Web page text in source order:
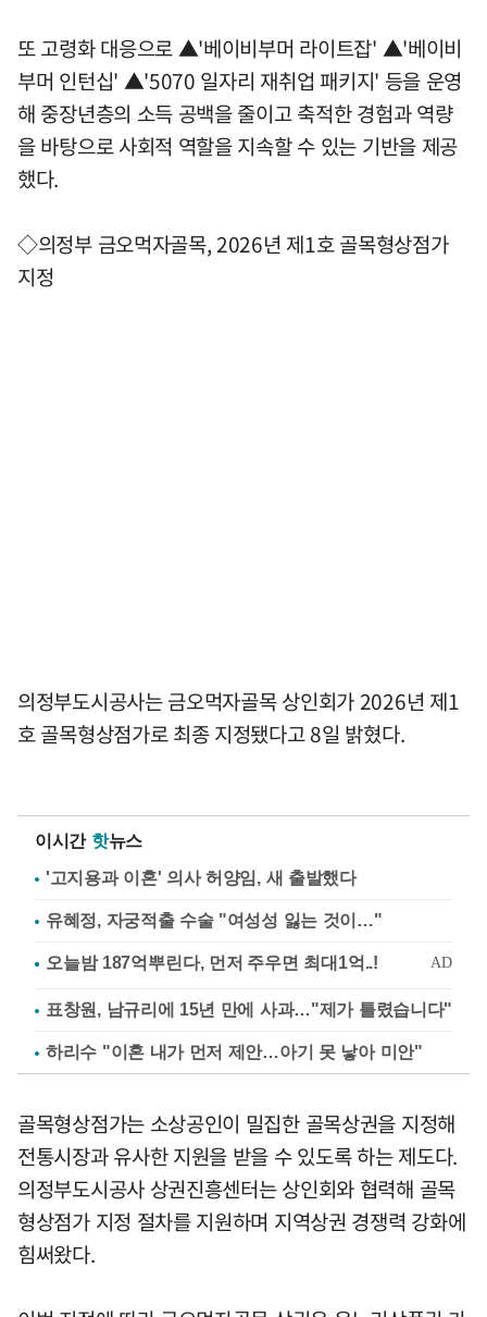
또 고령화 대응으로 ▲'베이비부머 라이트잡' ▲'베이비
부머 인턴십' ▲'5070 일자리 재취업 패키지' 등을 운영
해 중장년층의 소득 공백을 줄이고 축적한 경험과 역량
을 바탕으로 사회적 역할을 지속할 수 있는 기반을 제공
했다.
◇의정부 금오먹자골목, 2026년 제1호 골목형상점가
지정
의정부도시공사는 금오먹자골목 상인회가 2026년 제1
호 골목형상점가로 최종 지정됐다고 8일 밝혔다.
이시간 핫뉴스
'고지용과 이혼' 의사 허양임, 새 출발했다
유혜정, 자궁적출 수술 "여성성 잃는 것이…"
표창원, 남규리에 15년 만에 사과…"제가 틀렸습니다"
하리수 "이혼 내가 먼저 제안…아기 못 낳아 미안"
골목형상점가는 소상공인이 밀집한 골목상권을 지정해
전통시장과 유사한 지원을 받을 수 있도록 하는 제도다.
의정부도시공사 상권진흥센터는 상인회와 협력해 골목
형상점가 지정 절차를 지원하며 지역상권 경쟁력 강화에
힘써왔다.